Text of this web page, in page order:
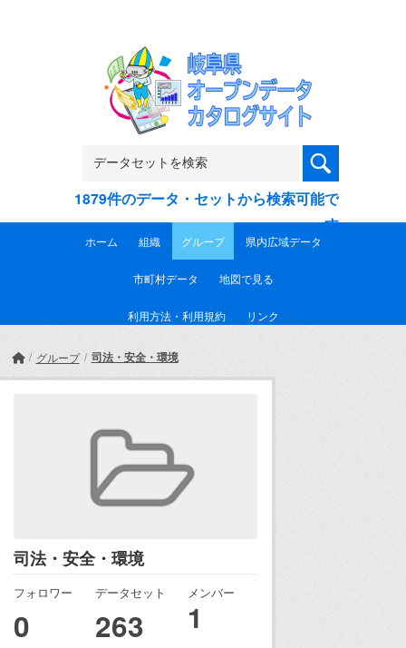
1879件のデータ・セットから検索可能で
す
ホーム 組織 グループ 県内広域データ
市町村データ 地図で見る
利用方法・利用規約 リンク
グループ 司法・安全・環境
司法・安全・環境
フォロワー
0
データセット
263
メンバー
1